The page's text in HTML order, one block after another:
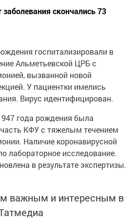
заболевания скончались 73
госпитализировали в
Альметьевской ЦРБ с
вызванной новой
У пациентки имелись
Вирус идентифицирован.
года рождения была
КФУ с тяжелым течением
Наличие коронавирусной
лабораторное исследование.
в результате экспертизы.
важным и интересным в